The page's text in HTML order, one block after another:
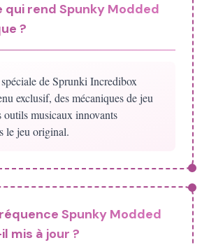
rend Spunky Modded
?
de Sprunki Incredibox
exclusif, des mécaniques de jeu
outils musicaux innovants
le jeu original.
Spunky Modded
mis à jour ?